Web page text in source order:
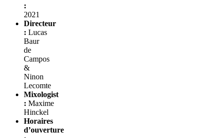
:
2021
Directeur
: Lucas
Baur
de
Campos
&
Ninon
Lecomte
Mixologist
: Maxime
Hinckel
Horaires
d’ouverture